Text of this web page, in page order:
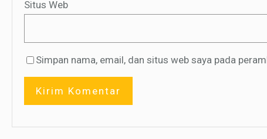
Situs Web
Simpan nama, email, dan situs web saya pada